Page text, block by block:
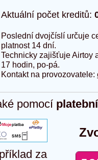
Aktuální počet kreditů:
Poslední dvojčíslí určuje
platnost 14 dní.
Technicky zajišťuje Airtoy
17 hodin, po-pá.
Kontakt na provozovatele:
pomocí
za